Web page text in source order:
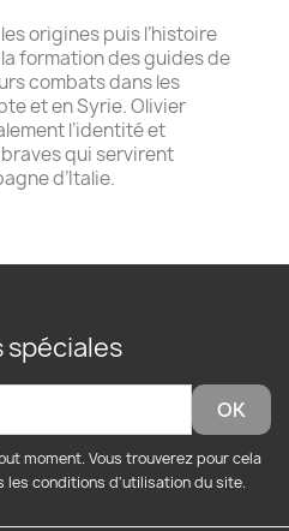
origines puis l’histoire
formation des guides de
combats dans les
et en Syrie. Olivier
l’identité et
braves qui servirent
d’Italie.
spéciales
moment. Vous trouverez pour cela
les conditions d'utilisation du site.